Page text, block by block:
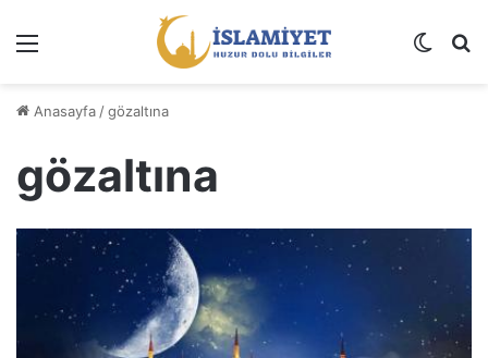
Dış
Anasayfa /gözaltına
gözaltına